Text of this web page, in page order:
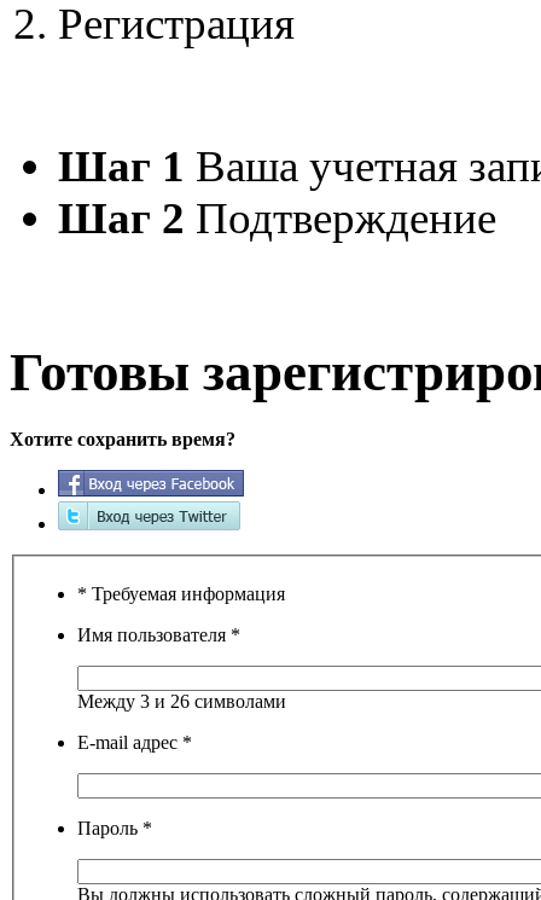
Регистрация
Шаг 1 Ваша учетная
Шаг 2 Подтверждение
Готовы
Хотите сохранить время?
* Требуемая информация
Имя пользователя *
Между 3 и 26 символами
E-mail адрес *
Пароль *
Вы должны использовать сложный пароль,